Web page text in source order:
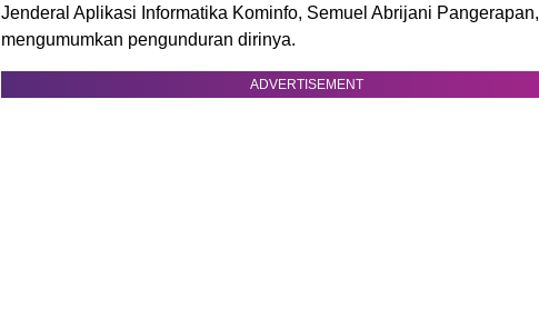
Jenderal Aplikasi Informatika Kominfo, Semuel Abrijani Pangerapan,
mengumumkan pengunduran dirinya.
ADVERTISEMENT